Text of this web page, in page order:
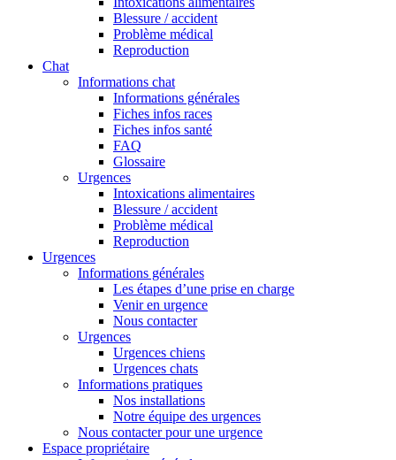
Blessure / accident
Problème médical
Reproduction
Chat
Informations chat
Informations générales
Fiches infos races
Fiches infos santé
FAQ
Glossaire
Urgences
Intoxications alimentaires
Blessure / accident
Problème médical
Reproduction
Urgences
Informations générales
Les étapes d’une prise en charge
Venir en urgence
Nous contacter
Urgences
Urgences chiens
Urgences chats
Informations pratiques
Nos installations
Notre équipe des urgences
Nous contacter pour une urgence
Espace propriétaire